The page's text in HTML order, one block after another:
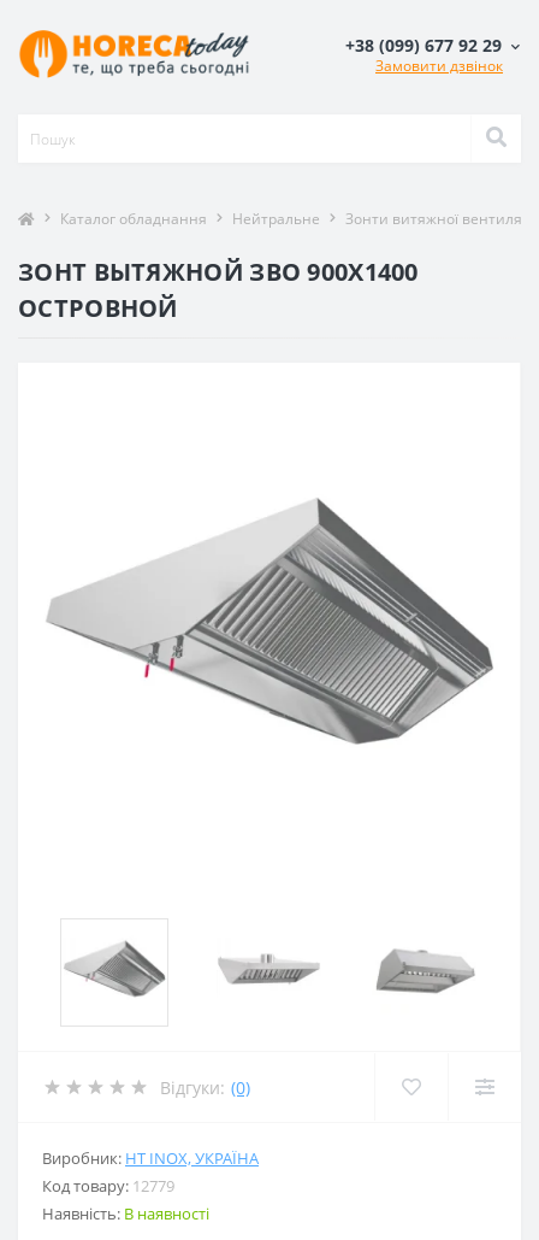
+38 (099) 677 92 29
Замовити дзвінок
Каталог обладнання Нейтральне Зонти витяжної вентиляції
ЗОНТ ВЫТЯЖНОЙ ЗВО 900X1400
ОСТРОВНОЙ
Відгуки: (0)
Виробник: HT INOX, УКРАЇНА
Код товару: 12779
Наявність: В наявності